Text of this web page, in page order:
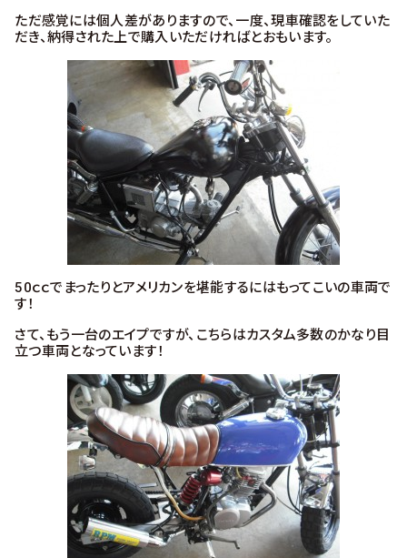
ただ感覚には個人差がありますので、一度、現車確認をしていた
だき、納得された上で購入いただければとおもいます。
50ｃｃでまったりとアメリカンを堪能するにはもってこいの車両で
す！
さて、もう一台のエイプですが、こちらはカスタム多数のかなり目
立つ車両となっています！